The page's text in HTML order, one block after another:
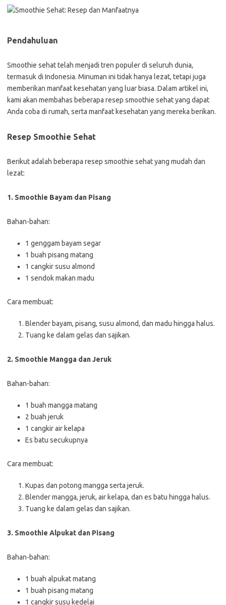
Pendahuluan
Smoothie sehat telah menjadi tren populer di seluruh dunia,
termasuk di Indonesia. Minuman ini tidak hanya lezat, tetapi juga
memberikan manfaat kesehatan yang luar biasa. Dalam artikel ini,
kami akan membahas beberapa resep smoothie sehat yang dapat
Anda coba di rumah, serta manfaat kesehatan yang mereka berikan.
Resep Smoothie Sehat
Berikut adalah beberapa resep smoothie sehat yang mudah dan
lezat:
1. Smoothie Bayam dan Pisang
Bahan-bahan:
1 genggam bayam segar
1 buah pisang matang
1 cangkir susu almond
1 sendok makan madu
Cara membuat:
Blender bayam, pisang, susu almond, dan madu hingga halus.
Tuang ke dalam gelas dan sajikan.
2. Smoothie Mangga dan Jeruk
Bahan-bahan:
1 buah mangga matang
2 buah jeruk
1 cangkir air kelapa
Es batu secukupnya
Cara membuat:
Kupas dan potong mangga serta jeruk.
Blender mangga, jeruk, air kelapa, dan es batu hingga halus.
Tuang ke dalam gelas dan sajikan.
3. Smoothie Alpukat dan Pisang
Bahan-bahan:
1 buah alpukat matang
1 buah pisang matang
1 cangkir susu kedelai